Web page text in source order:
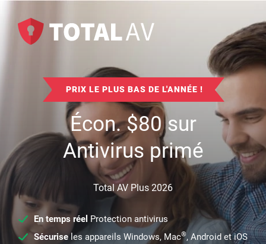
PRIX LE PLUS BAS DE L'ANNÉE !
Écon.$80sur
Antivirus primé
Total AV Plus 2026
En temps réel Protection antivirus
Sécuriseles appareils Windows, Mac®, Android et iOS